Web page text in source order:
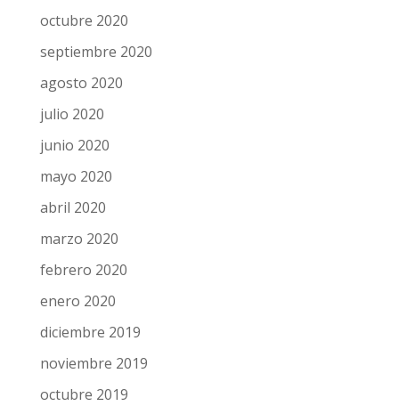
octubre 2020
septiembre 2020
agosto 2020
julio 2020
junio 2020
mayo 2020
abril 2020
marzo 2020
febrero 2020
enero 2020
diciembre 2019
noviembre 2019
octubre 2019